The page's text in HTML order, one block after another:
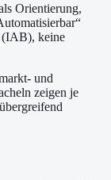
Orientierung,
(IAB), keine
und
zeigen je